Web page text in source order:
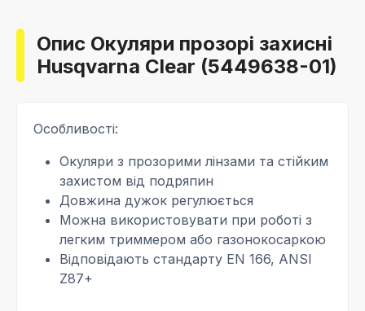
Опис Окуляри прозорі захисні
Husqvarna Clear (5449638-01)
Особливості:
Окуляри з прозорими лінзами та стійким
захистом від подряпин
Довжина дужок регулюється
Можна використовувати при роботі з
легким триммером або газонокосаркою
Відповідають стандарту EN 166, ANSI
Z87+